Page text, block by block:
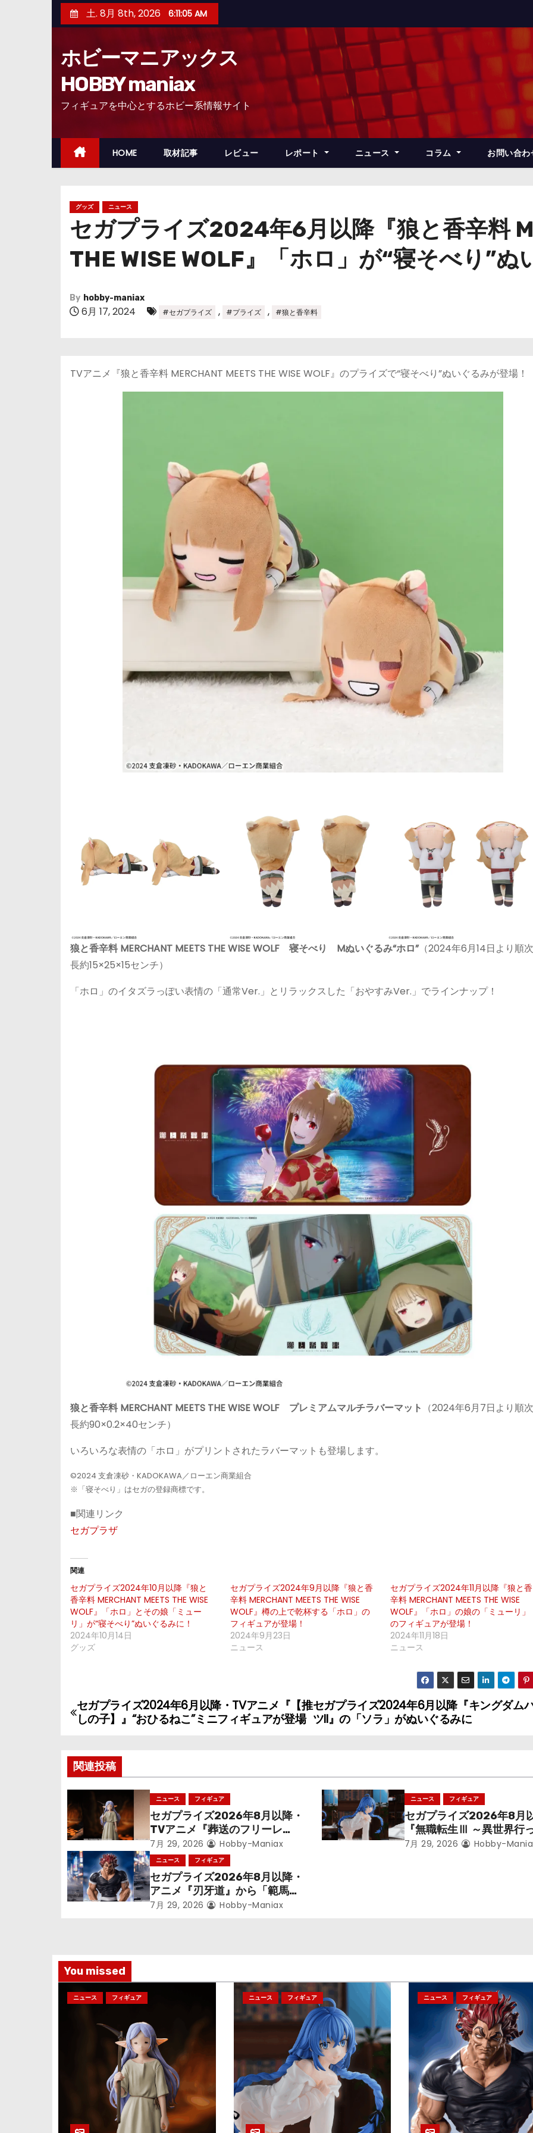
ン
ッ
土. 8月 8th, 2026 6:11:07 AM
ホビーマニアックス
HOBBY maniax
フィギュアを中心とするホビー系情報サイト
HOME 取材記事 レビュー レポート ニュース コラム お問い合わ
グッズ ニュース
セガプライズ2024年6月以降『狼と香辛料
THE WISE WOLF』「ホロ」が“寝そべり”ぬ
By hobby-maniax
6月 17, 2024 #セガプライズ , #プライズ , #狼と香辛料
TVアニメ『狼と香辛料 MERCHANT MEETS THE WISE WOLF』のプライズで“寝そべり”ぬいぐるみが登場！
狼と香辛料 MERCHANT MEETS THE WISE WOLF 寝そべり Mぬいぐるみ“ホロ”（2024年6月14日より順
長約15×25×15センチ）
「ホロ」のイタズラっぽい表情の「通常Ver.」とリラックスした「おやすみVer.」でラインナップ！
狼と香辛料 MERCHANT MEETS THE WISE WOLF プレミアムマルチラバーマット （2024年6月7日より順
長約90×0.2×40センチ）
いろいろな表情の「ホロ」がプリントされたラバーマットも登場します。
©2024 支倉凍砂・KADOKAWA／ローエン商業組合
※「寝そべり」はセガの登録商標です。
■関連リンク
セガプラザ
関連
セガプライズ2024年10月以降『狼と
香辛料 MERCHANT MEETS THE WISE
WOLF』「ホロ」とその娘「ミュー
リ」が“寝そべり”ぬいぐるみに！
2024年10月14日
グッズ
セガプライズ2024年9月以降『狼と香
辛料 MERCHANT MEETS THE WISE
WOLF』樽の上で乾杯する「ホロ」の
フィギュアが登場！
2024年9月23日
ニュース
セガプライズ2024年11月以降『狼と香
辛料 MERCHANT MEETS THE WISE
WOLF』「ホロ」の娘の「ミューリ」
のフィギュアが登場！
2024年11月18日
ニュース
投
ナ
ビ
ゲ
ー
シ
ョ
セガプライズ2024年6月以降『キングダム
ツII』の「ソラ」がぬいぐるみに
セガプライズ2024年6月以降・TVアニメ『【推
しの子】』“おひるねこ”ミニフィギュアが登場
関連投稿
ニュース フィギュア
セガプライズ2026年8月以降・
TVアニメ『葬送のフリーレ
ン』鉱山で300年働くことにな
っっちゃった「フリーレン」を
立体化！
7月 29, 2026 Hobby-Maniax
ニュース フィギュア
セガプライズ2026年8月
『無職転生Ⅲ ～異世界行
本気だす～』から「ロキ
7月 29, 2026 Hobby-
ニュース フィギュア
セガプライズ2026年8月以降・
アニメ『刃牙道』から「範馬勇
次郎」が登場ッッ!!
7月 29, 2026 Hobby-Maniax
You missed
ニュース フィギュア ニュース フィギュア ニュース フィギュア